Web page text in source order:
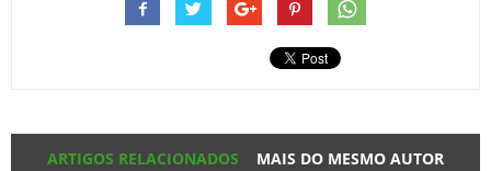
ARTIGOS RELACIONADOS MAIS DO MESMO AUTOR